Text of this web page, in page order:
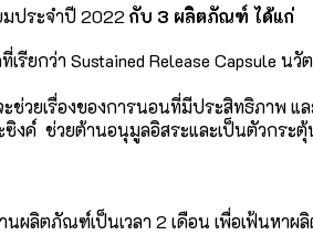
มประจำปี 2022 กับ 3 ผลิตภัณฑ์ ได้แก่
รียกว่า Sustained Release Capsule
ช่วยเรื่องของการนอนที่มีประสิทธิภาพ แ
ซิงค์ ช่วยต้านอนุมูลอิสระและเป็นตัวกร
ผลิตภัณฑ์เป็นเวลา 2 เดือน เพื่อเฟ้นหา